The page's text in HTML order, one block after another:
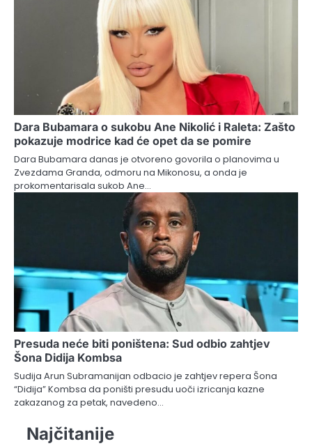
Dara Bubamara o sukobu Ane Nikolić i Raleta: Zašto
pokazuje modrice kad će opet da se pomire
Dara Bubamara danas je otvoreno govorila o planovima u
Zvezdama Granda, odmoru na Mikonosu, a onda je
prokomentarisala sukob Ane…
Presuda neće biti poništena: Sud odbio zahtjev
Šona Didija Kombsa
Sudija Arun Subramanijan odbacio je zahtjev repera Šona
“Didija” Kombsa da poništi presudu uoči izricanja kazne
zakazanog za petak, navedeno…
Najčitanije